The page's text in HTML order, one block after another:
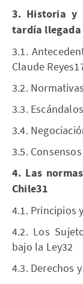
3. Historia y
tardía llegada
3.1.
Claude
3.2.
3.3.
3.4.
3.5.
4. Las
Chile31
4.1. Principios
4.2. Los
bajo la Ley32
4.3. Derechos